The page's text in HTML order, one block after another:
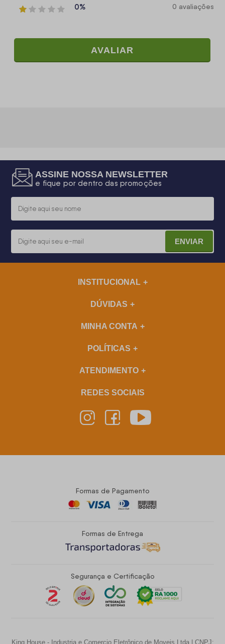
0% 0 avaliações
AVALIAR
ASSINE NOSSA NEWSLETTER
e fique por dentro das promoções
ENVIAR
INSTITUCIONAL
DÚVIDAS
MINHA CONTA
POLÍTICAS
ATENDIMENTO
REDES SOCIAIS
Formas de Pagamento
Formas de Entrega
Segurança e Certificação
King House - Industria e Comercio Eletrônico de Moveis Ltda | CNPJ: